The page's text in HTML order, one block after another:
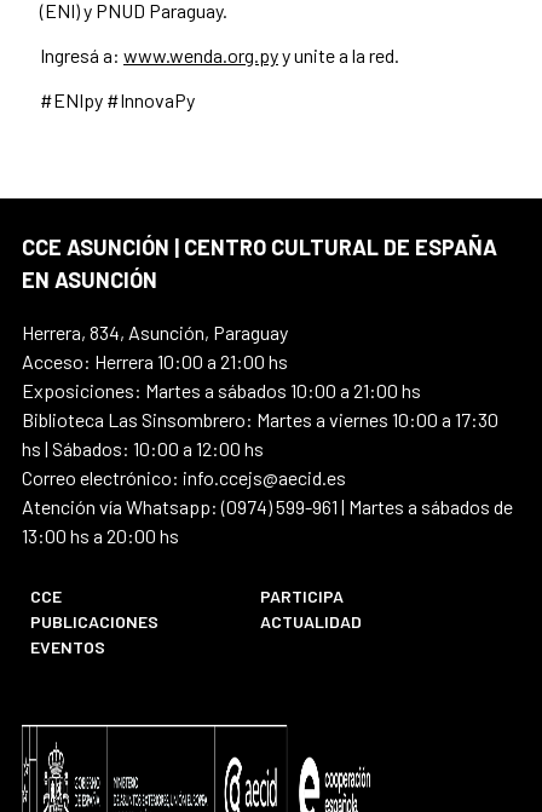
(ENI) y PNUD Paraguay.
Ingresá a: www.wenda.org.pyy unite a la red.
#ENIpy #InnovaPy
CCE ASUNCIÓN | CENTRO CULTURAL DE ESPAÑA
EN ASUNCIÓN
Herrera, 834, Asunción, Paraguay
Acceso: Herrera 10:00 a 21:00 hs
Exposiciones: Martes a sábados 10:00 a 21:00 hs
Biblioteca Las Sinsombrero: Martes a viernes 10:00 a 17:30
hs | Sábados: 10:00 a 12:00 hs
Correo electrónico: info.ccejs@aecid.es
Atención vía Whatsapp: (0974) 599-961 | Martes a sábados de
13:00 hs a 20:00 hs
CCE
PARTICIPA
PUBLICACIONES
ACTUALIDAD
EVENTOS